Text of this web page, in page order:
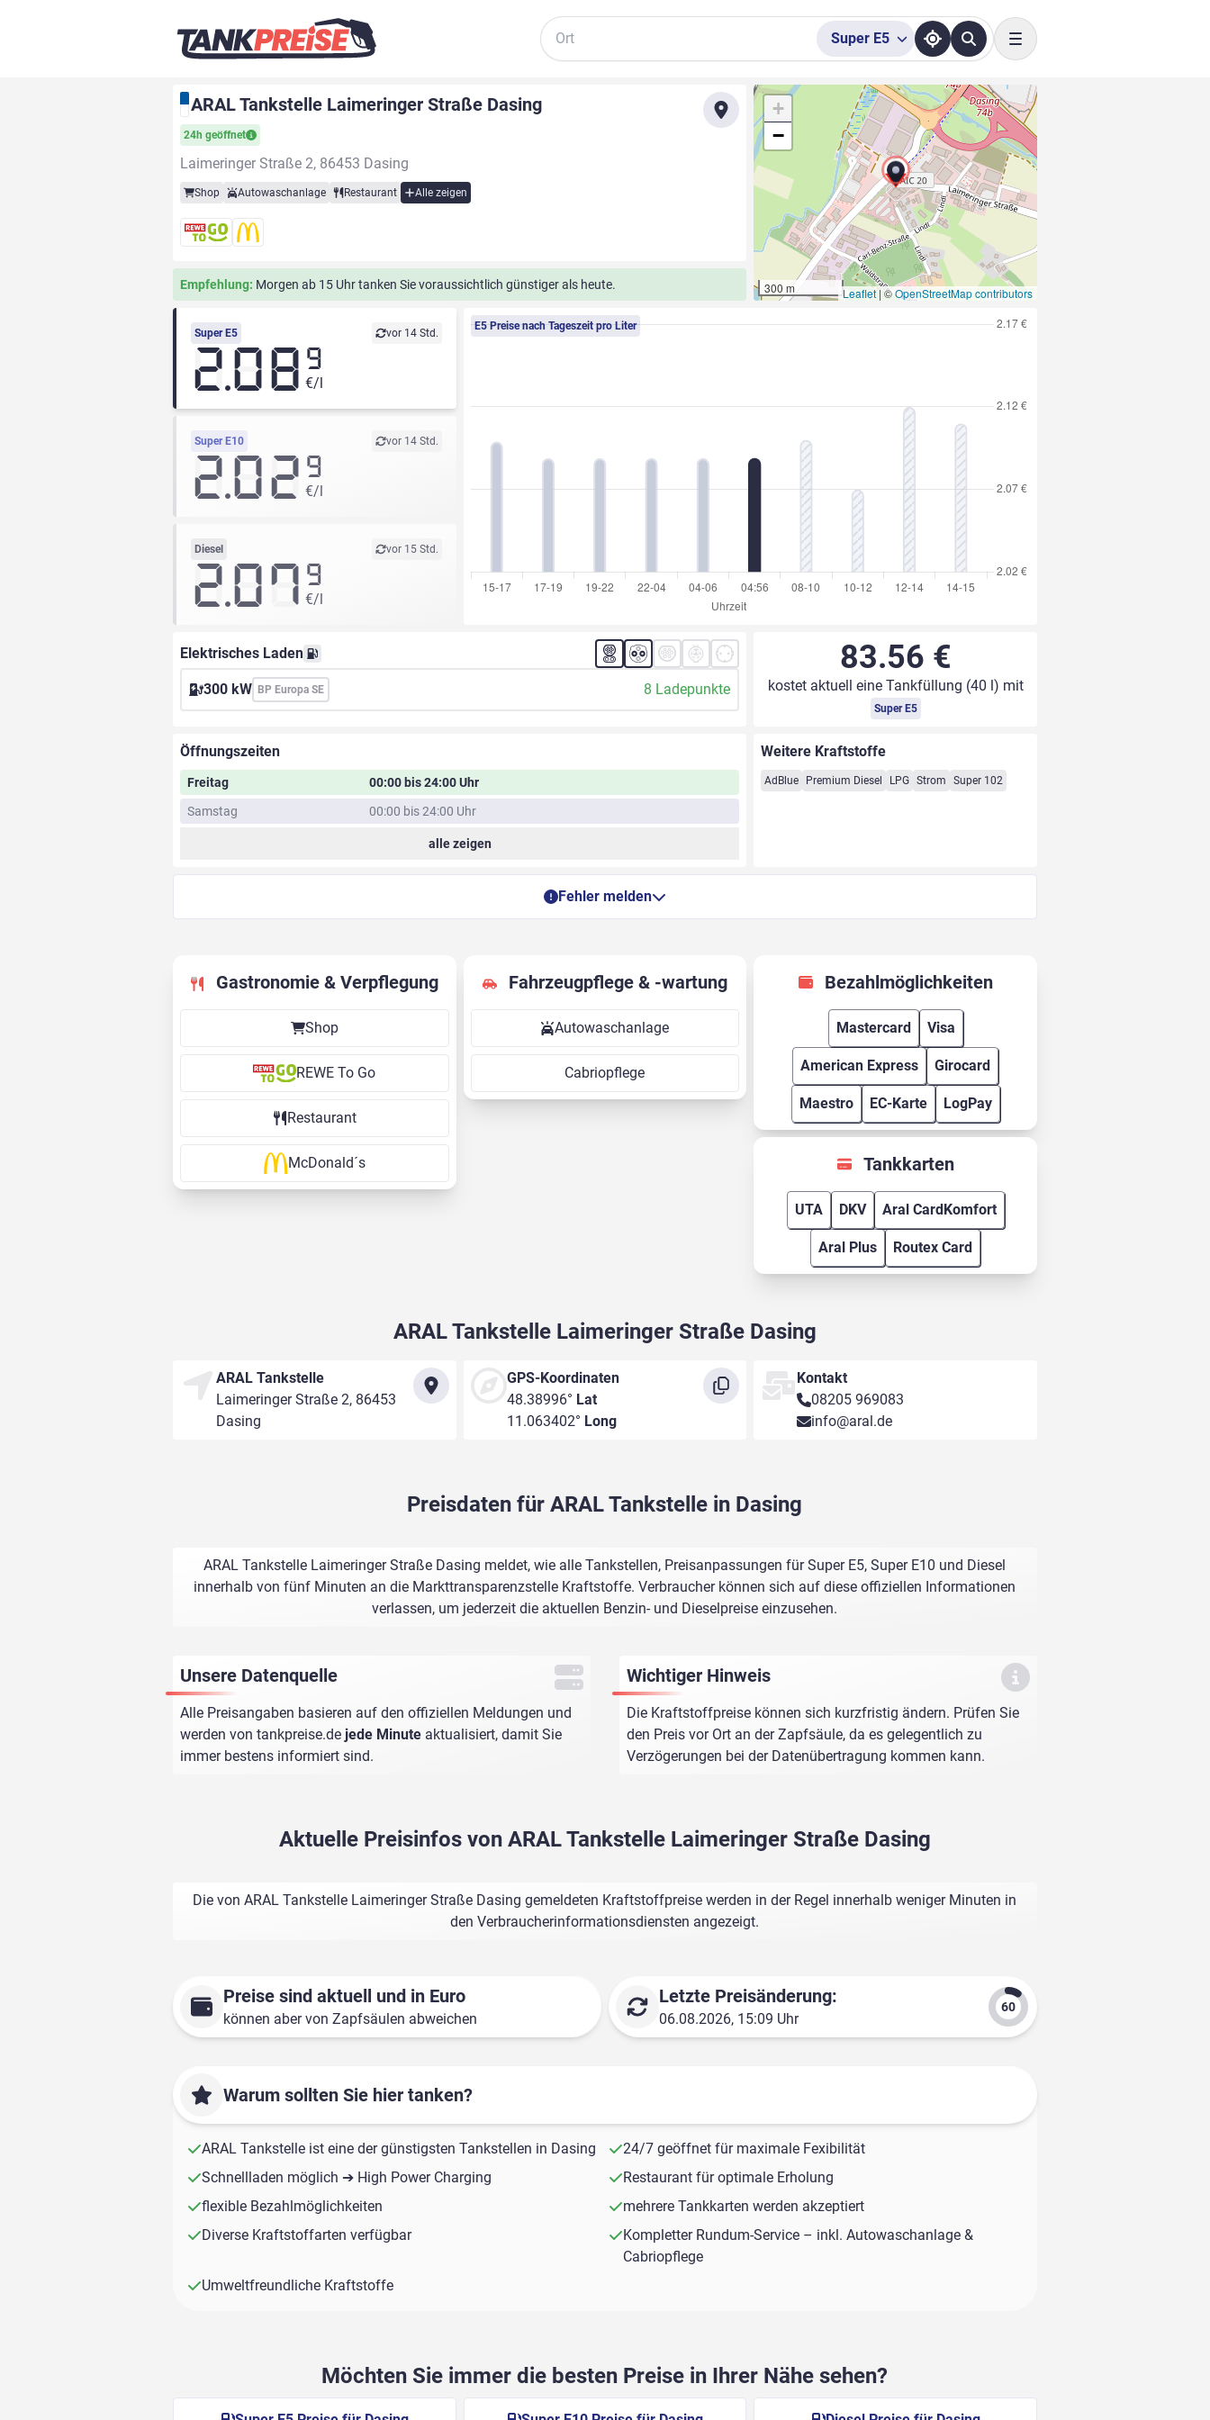
Suche
Super E5
Toggle navigation
ARAL Tankstelle Laimeringer Straße Dasing
24h geöffnet
Laimeringer Straße 2, 86453 Dasing
Shop Autowaschanlage Restaurant Alle zeigen
Empfehlung: Morgen ab 15 Uhr tanken Sie voraussichtlich günstiger als heute.
+
−
300 m Leaflet| ©OpenStreetMap contributors
Super E5 vor 14 Std.
2.08 9
€/l
Super E10 vor 14 Std.
2.02 9
€/l
Diesel vor 15 Std.
2.07 9
€/l
E5 Preise nach Tageszeit pro Liter
Elektrisches Laden
300 kW BP Europa SE 8 Ladepunkte
83.56 €
kostet aktuell eine Tankfüllung (40 l) mit
Super E5
Öffnungszeiten
Freitag
00:00 bis 24:00 Uhr
Samstag
00:00 bis 24:00 Uhr
alle zeigen
Weitere Kraftstoffe
AdBlue Premium Diesel LPG Strom Super 102
Fehler melden
Gastronomie & Verpflegung
Shop
REWE To Go
Restaurant
McDonald´s
Fahrzeugpflege & -wartung
Autowaschanlage
Cabriopflege
Bezahlmöglichkeiten
Mastercard Visa
American Express Girocard
Maestro EC-Karte LogPay
Tankkarten
UTA DKV Aral CardKomfort
Aral Plus Routex Card
ARAL Tankstelle Laimeringer Straße Dasing
ARAL Tankstelle
Laimeringer Straße 2, 86453
Dasing
GPS-Koordinaten
48.38996° Lat
11.063402° Long
Kontakt
08205 969083
info@aral.de
Preisdaten für ARAL Tankstelle in Dasing
ARAL Tankstelle Laimeringer Straße Dasing meldet, wie alle Tankstellen, Preisanpassungen für Super E5, Super E10 und Diesel
innerhalb von fünf Minuten an die Markttransparenzstelle Kraftstoffe. Verbraucher können sich auf diese offiziellen Informationen
verlassen, um jederzeit die aktuellen Benzin- und Dieselpreise einzusehen.
Unsere Datenquelle
Alle Preisangaben basieren auf den offiziellen Meldungen und
werden von tankpreise.de jede Minute aktualisiert, damit Sie
immer bestens informiert sind.
Wichtiger Hinweis
Die Kraftstoffpreise können sich kurzfristig ändern. Prüfen Sie
den Preis vor Ort an der Zapfsäule, da es gelegentlich zu
Verzögerungen bei der Datenübertragung kommen kann.
Aktuelle Preisinfos von ARAL Tankstelle Laimeringer Straße Dasing
Die von ARAL Tankstelle Laimeringer Straße Dasing gemeldeten Kraftstoffpreise werden in der Regel innerhalb weniger Minuten in
den Verbraucherinformationsdiensten angezeigt.
Preise sind aktuell und in Euro
können aber von Zapfsäulen abweichen
Letzte Preisänderung:
06.08.2026, 15:09 Uhr
Warum sollten Sie hier tanken?
ARAL Tankstelle ist eine der günstigsten Tankstellen in Dasing
24/7 geöffnet für maximale Fexibilität
Schnellladen möglich ➔ High Power Charging
Restaurant für optimale Erholung
flexible Bezahlmöglichkeiten
mehrere Tankkarten werden akzeptiert
Diverse Kraftstoffarten verfügbar
Kompletter Rundum-Service – inkl. Autowaschanlage &
Cabriopflege
Umweltfreundliche Kraftstoffe
Möchten Sie immer die besten Preise in Ihrer Nähe sehen?